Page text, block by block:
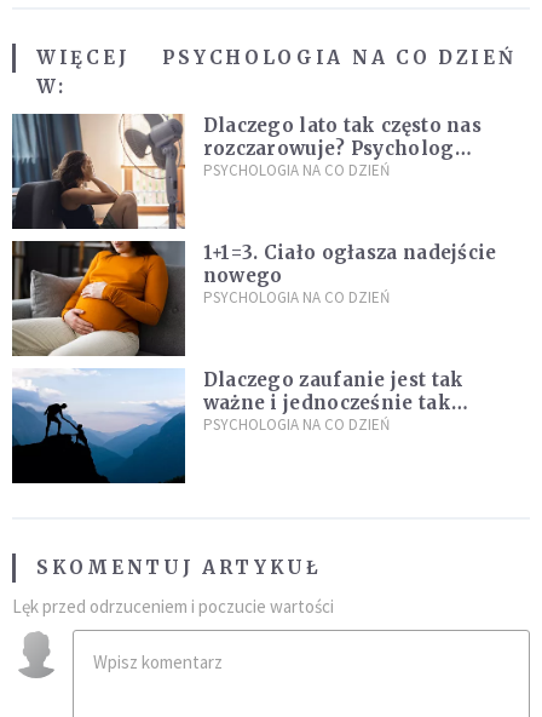
WIĘCEJ
W:
PSYCHOLOGIA NA CO DZIEŃ
Dlaczego lato tak często nas
rozczarowuje? Psycholog
wyjaśnia, skąd bierze się presja
PSYCHOLOGIA NA CO DZIEŃ
1+1=3. Ciało ogłasza nadejście
nowego
PSYCHOLOGIA NA CO DZIEŃ
Dlaczego zaufanie jest tak
ważne i jednocześnie tak
trudne?
PSYCHOLOGIA NA CO DZIEŃ
SKOMENTUJ ARTYKUŁ
Lęk przed odrzuceniem i poczucie wartości